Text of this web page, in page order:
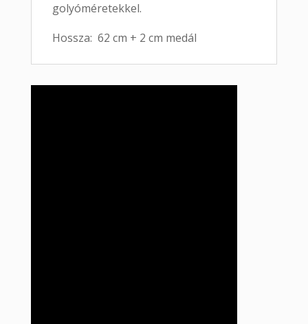
golyóméretekkel.
Hossza: 62 cm + 2 cm medál